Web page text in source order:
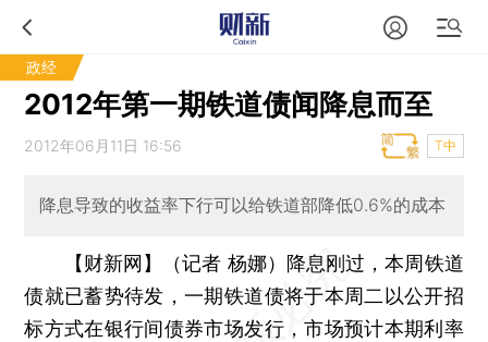
政经
2012年第一期铁道债闻降息而至
2012年06月11日 16:56 T中
降息导致的收益率下行可以给铁道部降低0.6%的成本
【财新网】（记者 杨娜） 降息刚过，本周铁道
债就已蓄势待发，一期铁道债将于本周二以公开招
标方式在银行间债券市场发行，市场预计本期利率